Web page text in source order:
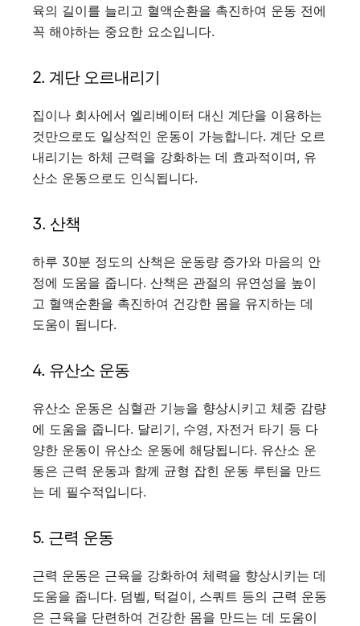
육의 길이를 늘리고 혈액순환을 촉진하여 운동 전에
꼭 해야하는 중요한 요소입니다.
2. 계단 오르내리기
집이나 회사에서 엘리베이터 대신 계단을 이용하는
것만으로도 일상적인 운동이 가능합니다. 계단 오르
내리기는 하체 근력을 강화하는 데 효과적이며, 유
산소 운동으로도 인식됩니다.
3. 산책
하루 30분 정도의 산책은 운동량 증가와 마음의 안
정에 도움을 줍니다. 산책은 관절의 유연성을 높이
고 혈액순환을 촉진하여 건강한 몸을 유지하는 데
도움이 됩니다.
4. 유산소 운동
유산소 운동은 심혈관 기능을 향상시키고 체중 감량
에 도움을 줍니다. 달리기, 수영, 자전거 타기 등 다
양한 운동이 유산소 운동에 해당됩니다. 유산소 운
동은 근력 운동과 함께 균형 잡힌 운동 루틴을 만드
는 데 필수적입니다.
5. 근력 운동
근력 운동은 근육을 강화하여 체력을 향상시키는 데
도움을 줍니다. 덤벨, 턱걸이, 스쿼트 등의 근력 운동
은 근육을 단련하여 건강한 몸을 만드는 데 도움이